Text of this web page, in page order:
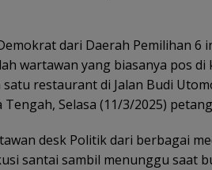
dari Daerah Pemilihan 6
wartawan yang biasanya pos
restaurant di Jalan Budi
Tengah, Selasa (11/3/2025)
desk Politik dari berbagai
santai sambil menunggu saat